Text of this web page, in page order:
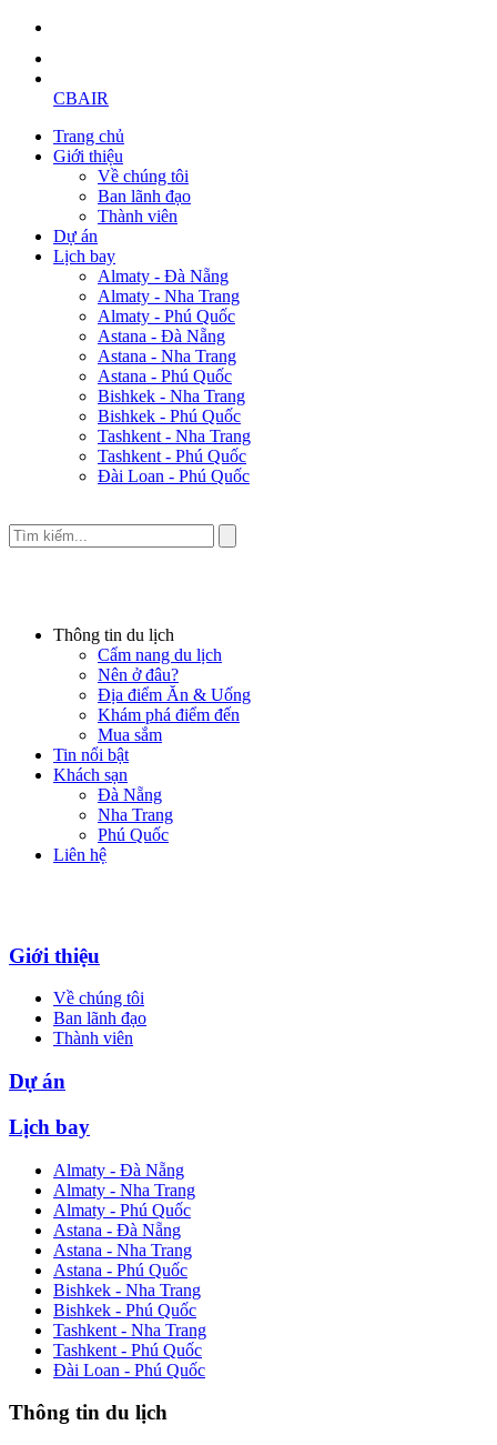
CBAIR
Trang chủ
Giới thiệu
Về chúng tôi
Ban lãnh đạo
Thành viên
Dự án
Lịch bay
Almaty - Đà Nẵng
Almaty - Nha Trang
Almaty - Phú Quốc
Astana - Đà Nẵng
Astana - Nha Trang
Astana - Phú Quốc
Bishkek - Nha Trang
Bishkek - Phú Quốc
Tashkent - Nha Trang
Tashkent - Phú Quốc
Đài Loan - Phú Quốc
Thông tin du lịch
Cẩm nang du lịch
Nên ở đâu?
Địa điểm Ăn & Uống
Khám phá điểm đến
Mua sắm
Tin nổi bật
Khách sạn
Đà Nẵng
Nha Trang
Phú Quốc
Liên hệ
Giới thiệu
Về chúng tôi
Ban lãnh đạo
Thành viên
Dự án
Lịch bay
Almaty - Đà Nẵng
Almaty - Nha Trang
Almaty - Phú Quốc
Astana - Đà Nẵng
Astana - Nha Trang
Astana - Phú Quốc
Bishkek - Nha Trang
Bishkek - Phú Quốc
Tashkent - Nha Trang
Tashkent - Phú Quốc
Đài Loan - Phú Quốc
Thông tin du lịch